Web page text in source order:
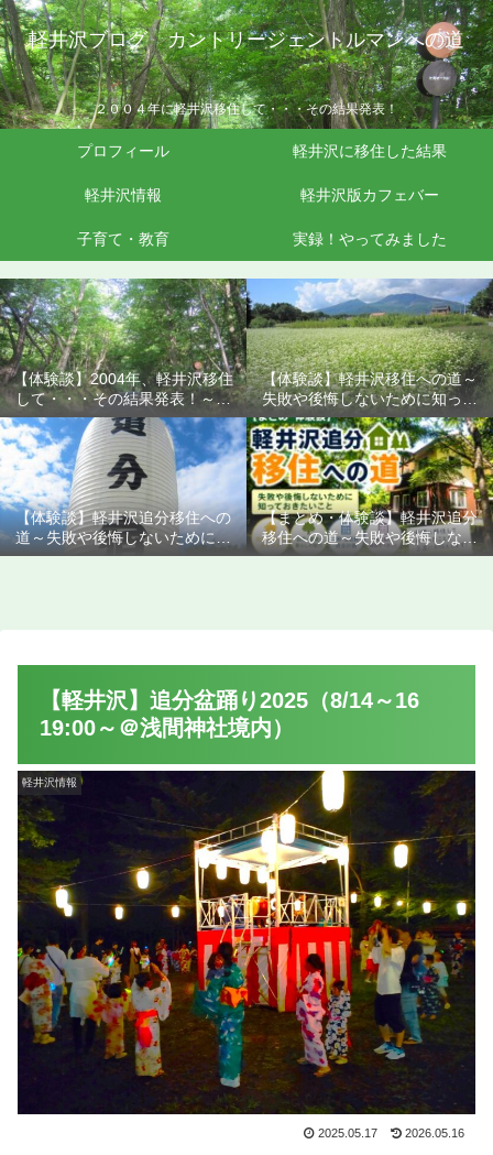
軽井沢ブログ カントリージェントルマンへの道
２００４年に軽井沢移住して・・・その結果発表！
プロフィール 軽井沢に移住した結果
軽井沢情報 軽井沢版カフェバー
子育て・教育 実録！やってみました
【体験談】2004年、軽井沢移住
して・・・その結果発表！～失
敗や後悔しないために知ってお
きたいこと
【体験談】軽井沢移住への道～
失敗や後悔しないために知って
おきたいこと
【体験談】軽井沢追分移住への
道～失敗や後悔しないために知
っておきたいこと
【まとめ・体験談】軽井沢追分
移住への道～失敗や後悔しない
ために知っておきたいこと
【軽井沢】追分盆踊り2025（8/14～16
19:00～＠浅間神社境内）
軽井沢情報
2025.05.17 2026.05.16